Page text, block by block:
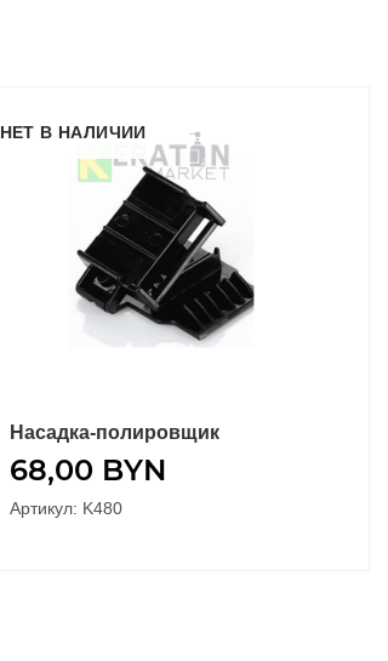
НЕТ В НАЛИЧИИ
ПОДРОБНЕЕ
Насадка-полировщик
68,00 BYN
Артикул: K480